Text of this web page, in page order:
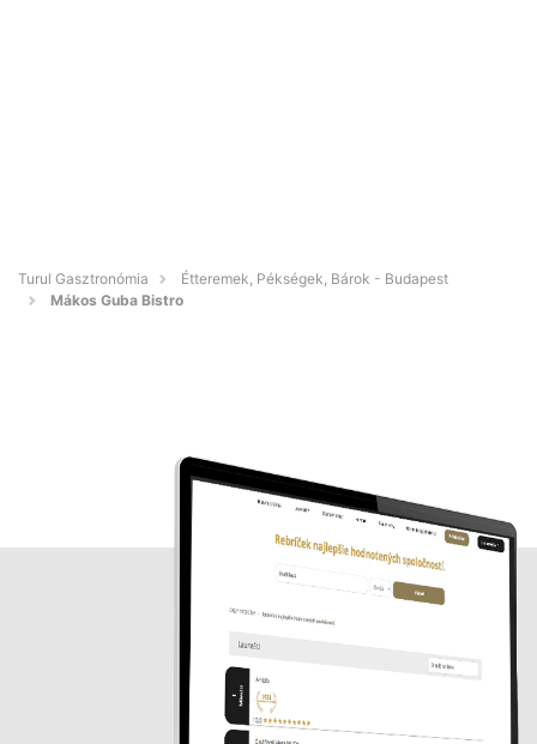
Turul Gasztronómia
Étteremek, Pékségek, Bárok - Budapest
Mákos Guba Bistro